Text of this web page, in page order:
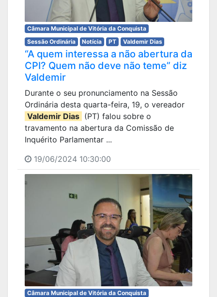
Câmara Municipal de Vitória da Conquista
Sessão Ordinária
Notícia PT Valdemir Dias
“A quem interessa a não abertura da
CPI? Quem não deve não teme” diz
Valdemir
Durante o seu pronunciamento na Sessão
Ordinária desta quarta-feira, 19, o vereador
Valdemir Dias (PT) falou sobre o
travamento na abertura da Comissão de
Inquérito Parlamentar ...
19/06/2024 10:30:00
Câmara Municipal de Vitória da Conquista